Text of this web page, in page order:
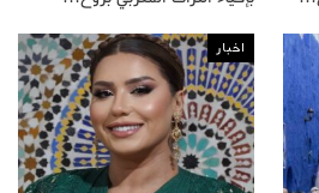
اخبار